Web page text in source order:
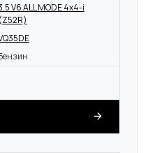
V6 ALL MODE 4x4-i
(Z52R)